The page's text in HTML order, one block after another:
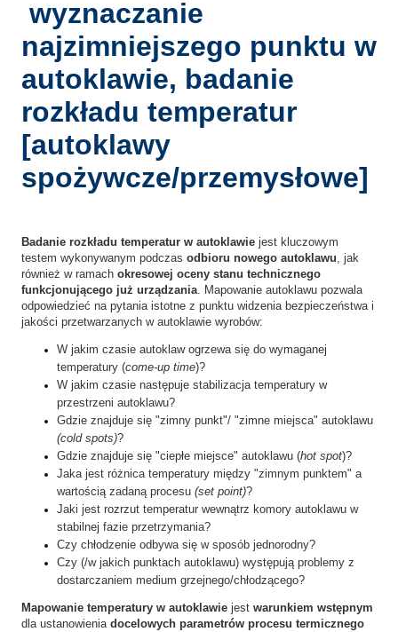
wyznaczanie
najzimniejszego punktu w
autoklawie, badanie
rozkładu temperatur
[autoklawy
spożywcze/przemysłowe]
Badanie rozkładu temperatur w autoklawie jest kluczowym
testem wykonywanym podczas odbioru nowego autoklawu, jak
również w ramach okresowej oceny stanu technicznego
funkcjonującego już urządzania. Mapowanie autoklawu pozwala
odpowiedzieć na pytania istotne z punktu widzenia bezpieczeństwa i
jakości przetwarzanych w autoklawie wyrobów:
W jakim czasie autoklaw ogrzewa się do wymaganej
temperatury (come-up time)?
W jakim czasie następuje stabilizacja temperatury w
przestrzeni autoklawu?
Gdzie znajduje się "zimny punkt"/ "zimne miejsca" autoklawu
(cold spots)?
Gdzie znajduje się "ciepłe miejsce" autoklawu (hot spot)?
Jaka jest różnica temperatury między "zimnym punktem" a
wartością zadaną procesu (set point)?
Jaki jest rozrzut temperatur wewnątrz komory autoklawu w
stabilnej fazie przetrzymania?
Czy chłodzenie odbywa się w sposób jednorodny?
Czy (/w jakich punktach autoklawu) występują problemy z
dostarczaniem medium grzejnego/chłodzącego?
Mapowanie temperatury w autoklawie jest warunkiem wstępnym
dla ustanowienia docelowych parametrów procesu termicznego